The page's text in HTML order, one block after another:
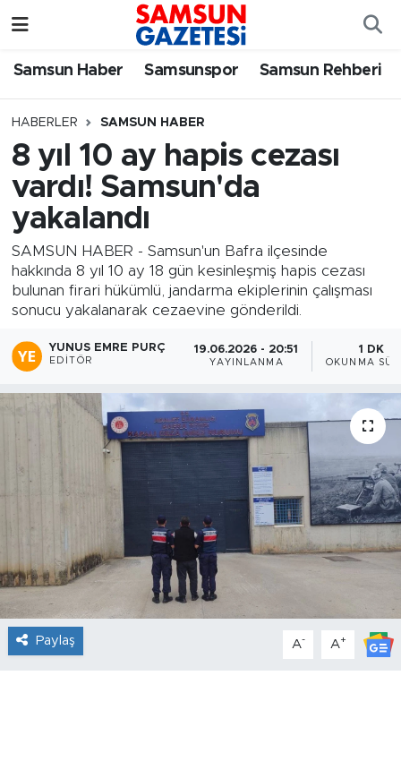
Samsun Haber Samsunspor Samsun Rehberi
HABERLER SAMSUN HABER
8 yıl 10 ay hapis cezası
vardı! Samsun'da
yakalandı
SAMSUN HABER - Samsun'un Bafra ilçesinde
hakkında 8 yıl 10 ay 18 gün kesinleşmiş hapis cezası
bulunan firari hükümlü, jandarma ekiplerinin çalışması
sonucu yakalanarak cezaevine gönderildi.
YUNUS EMRE PURÇ
EDITÖR
19.06.2026 - 20:51
YAYINLANMA
1 DK
OKUNMA
Paylaş A- A+
Samsun Haber
Samsun Rehberi
Resmi İlanlar
Samsun Nöbetçi Eczaneler
SAMSUN Namaz Vakitleri
Samsun Trafik Yoğunluk Haritası
Süper Lig Puan Durumu ve Fikstür
Tüm Manşetler
Son Dakika Haberleri